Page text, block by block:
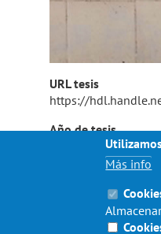
URL tesis
https://
Año de tesis
Más info